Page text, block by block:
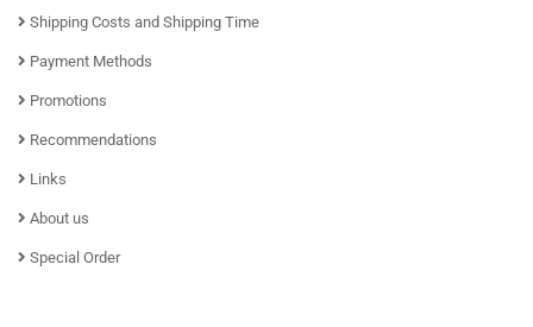
Shipping Costs and Shipping Time
Payment Methods
Promotions
Recommendations
Links
About us
Special Order